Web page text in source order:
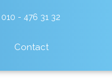
010 - 476 31 32
Contact